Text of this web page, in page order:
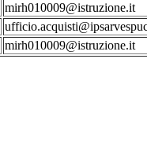
mirh010009@istruzione.it
mirh010009@istruzione.it